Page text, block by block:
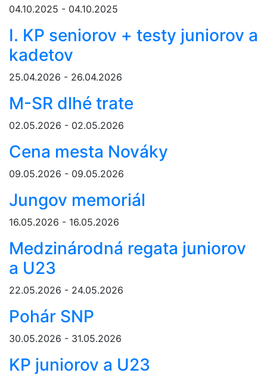
04.10.2025 - 04.10.2025
I. KP seniorov + testy juniorov a
kadetov
25.04.2026 - 26.04.2026
M-SR dlhé trate
02.05.2026 - 02.05.2026
Cena mesta Nováky
09.05.2026 - 09.05.2026
Jungov memoriál
16.05.2026 - 16.05.2026
Medzinárodná regata juniorov
a U23
22.05.2026 - 24.05.2026
Pohár SNP
30.05.2026 - 31.05.2026
KP juniorov a U23